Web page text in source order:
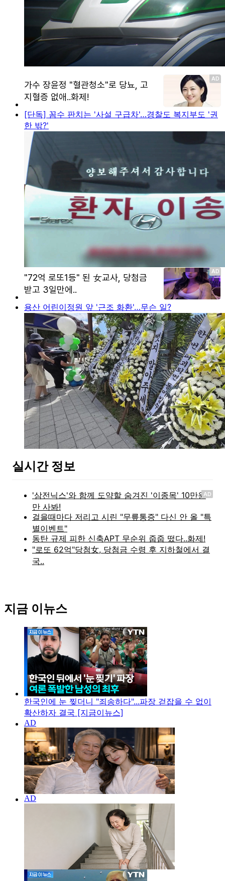
[단독] 꼼수 판치는 '사설 구급차'…경찰도 복지부도 '권
한 밖?'
용산 어린이정원 앞 '근조 화환'…무슨 일?
실시간 정보
AD
지금 이뉴스
한국인에 눈 찢더니 "죄송하다"...파장 걷잡을 수 없이
확산하자 결국 [지금이뉴스]